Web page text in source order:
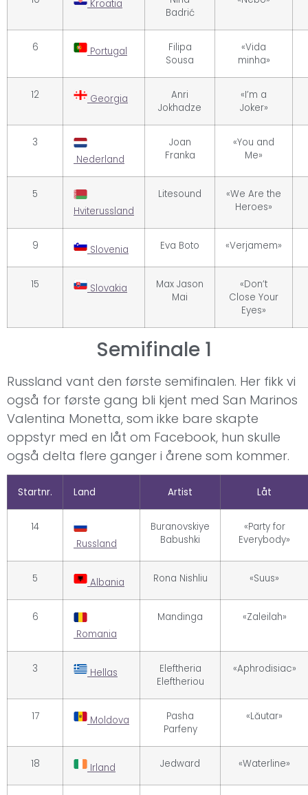
Kroatia
Badrić
6 Portugal
Filipa
Sousa
«Vida
minha»
12 Georgia
Anri
Jokhadze
«I’m a
Joker»
3
Nederland
Joan
Franka
«You and
Me»
5
Hviterussland
Litesound
«We Are the
Heroes»
9 Slovenia Eva Boto «Verjamem»
15 Slovakia
Max Jason
Mai
«Don’t
Close Your
Eyes»
Semifinale 1
Russland vant den første semifinalen. Her fikk vi
også for første gang bli kjent med San Marinos
Valentina Monetta, som ikke bare skapte
oppstyr med en låt om Facebook, hun skulle
også delta flere ganger i årene som kommer.
Startnr. Land Artist Låt
14
Russland
Buranovskiye
Babushki
«Party for
Everybody»
5 Albania Rona Nishliu «Suus»
6
Romania
Mandinga «Zaleilah»
3 Hellas
Eleftheria
Eleftheriou
«Aphrodisiac»
17 Moldova
Pasha
Parfeny
«Lăutar»
18 Irland Jedward «Waterline»